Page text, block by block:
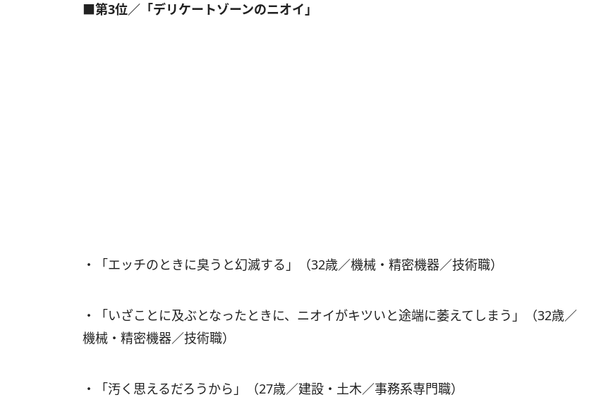
■第3位／「デリケートゾーンのニオイ」
・「エッチのときに臭うと幻滅する」（32歳／機械・精密機器／技術職）
・「いざことに及ぶとなったときに、ニオイがキツいと途端に萎えてしまう」（32歳／
機械・精密機器／技術職）
・「汚く思えるだろうから」（27歳／建設・土木／事務系専門職）